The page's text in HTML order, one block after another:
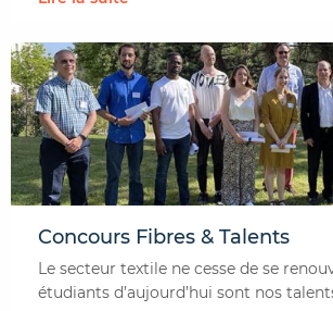
Concours Fibres & Talents
Le secteur textile ne cesse de se
étudiants d’aujourd’hui sont nos